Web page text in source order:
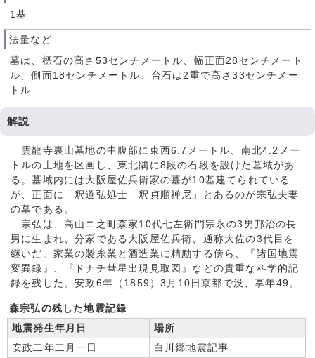
1基
法量など
墓は、標石の高さ53センチメートル、幅正面28センチメート
ル、側面18センチメートル、台石は2重で高さ33センチメー
トル
解説
雲龍寺裏山墓地の中腹部に東西6.7メートル、南北4.2メー
トルの土地を区画し、東北隅に8段の石段を設けた墓域があ
る。墓域内には大阪屋佐兵衛家の墓が10基建てられている
が、正面に「釈道弘処士 釈貞順禅尼」とあるのが宗弘夫妻
の墓である。
宗弘は、高山ニ之町森家10代七左衛門宗永の3男邦治の長
男に生まれ、分家である大阪屋佐兵衛、通称大佐の3代目を
継いだ。家業の製糸業と酒造業に精励する傍ら、『諸国地震
変異録』、『ドナチ彗星出現見取図』などの貴重な科学的記
録を残した。安政6年（1859）3月10日京都で没、享年49。
森宗弘の残した地震記録
地震発生年月日
場所
安政二年二月一日
白川郷地震記事